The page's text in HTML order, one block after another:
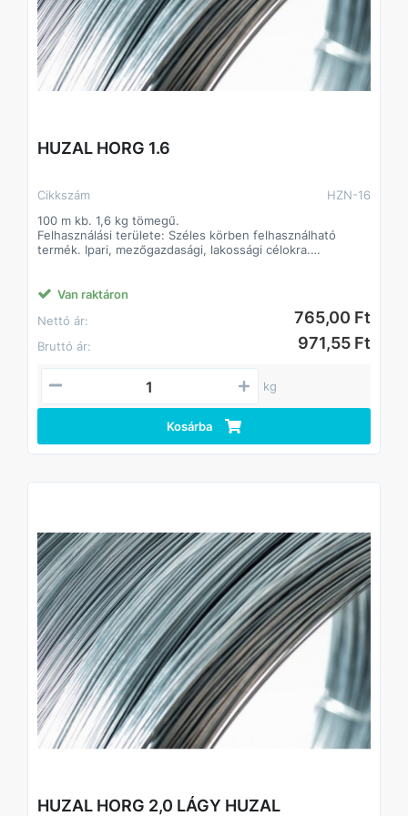
HUZAL HORG 1.6
Cikkszám
HZN-16
100 m kb. 1,6 kg tömegű.
Felhasználási területe: Széles körben felhasználható
termék. Ipari, mezőgazdasági, lakossági célokra.
Jellemzően tüzihorganyzás, egyes átmérőknél elektro
Van raktáron
Nettó ár:
765,00 Ft
Bruttó ár: 971,55 Ft
kg
Kosárba
HUZAL HORG 2,0 LÁGY HUZAL